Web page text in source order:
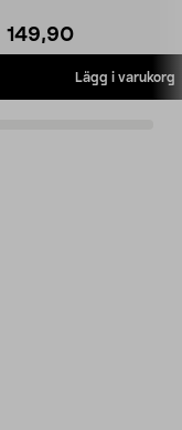
149,90
Lägg i varukorg